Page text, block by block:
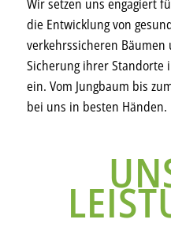
Wir setzen uns engagiert
die Entwicklung von
verkehrssicheren
Sicherung ihrer Standorte
ein. Vom Jungbaum bis
bei uns in besten Händen.